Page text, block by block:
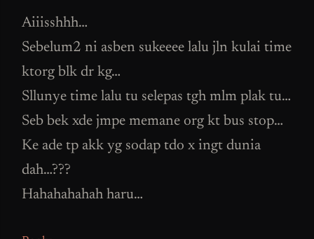
Aiiisshhh…
Sebelum2 ni asben sukeeee lalu jln kulai time
ktorg blk dr kg…
Sllunye time lalu tu selepas tgh mlm plak tu…
Seb bek xde jmpe memane org kt bus stop…
Ke ade tp akk yg sodap tdo x ingt dunia
dah…???
Hahahahahah haru…